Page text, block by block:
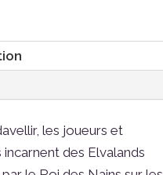
les joueurs et
incarnent des Elvalands